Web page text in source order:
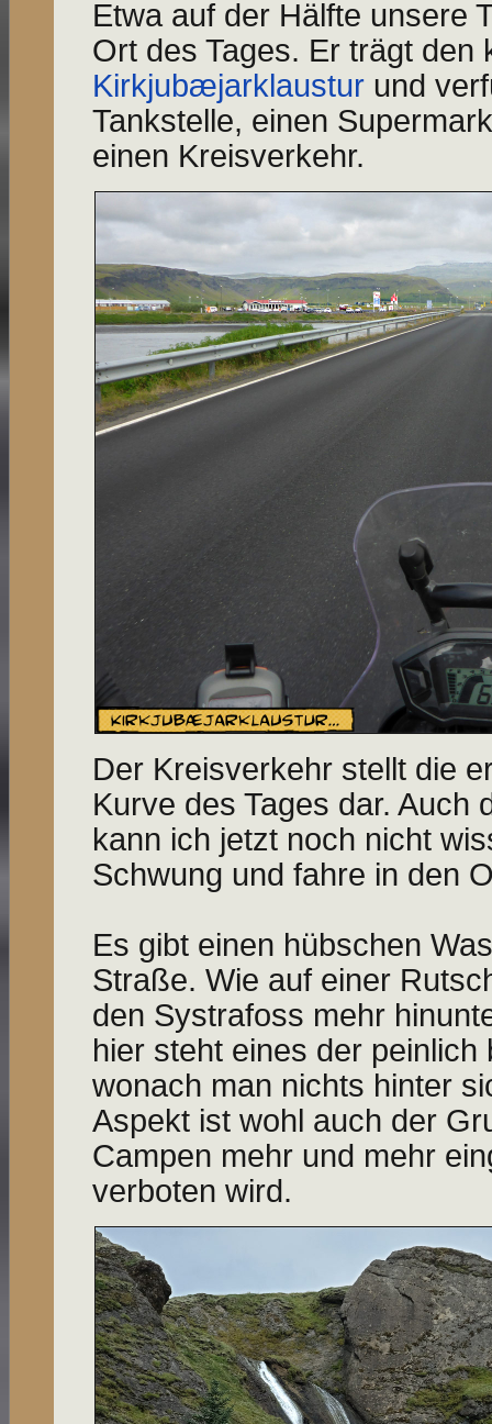
Etwa auf der Hälfte unsere
Ort des Tages. Er trägt den
Kirkjubæjarklaustur und
Tankstelle, einen
einen Kreisverkehr.
Der Kreisverkehr stellt die
Kurve des Tages dar. Auch
kann ich jetzt noch nicht
Schwung und fahre in den
Es gibt einen hübschen
Straße. Wie auf einer
den Systrafoss mehr
hier steht eines der peinlich
wonach man nichts hinter
Aspekt ist wohl auch der
Campen mehr und mehr
verboten wird.